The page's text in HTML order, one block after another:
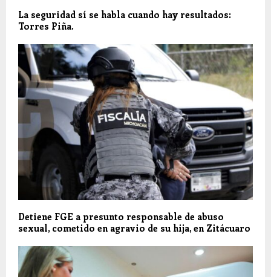
La seguridad sí se habla cuando hay resultados:
Torres Piña.
Detiene FGE a presunto responsable de abuso
sexual, cometido en agravio de su hija, en Zitácuaro